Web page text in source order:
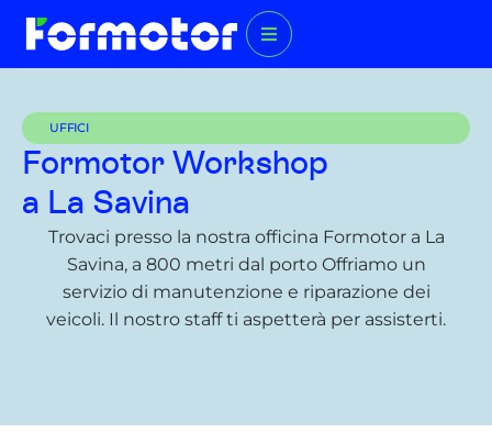
UFFICI
Formotor Workshop
a La Savina
Trovaci presso la nostra officina Formotor a La
Savina, a 800 metri dal porto Offriamo un
servizio di manutenzione e riparazione dei
veicoli. Il nostro staff ti aspetterà per assisterti.